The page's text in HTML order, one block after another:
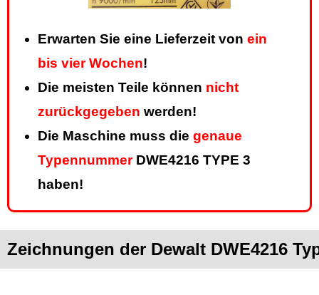
Erwarten Sie eine Lieferzeit von ein
bis vier Wochen!
Die meisten Teile können nicht
zurückgegeben werden!
Die Maschine muss die genaue
TypennummerDWE4216 TYPE 3
haben!
Zeichnungen der Dewalt DWE4216